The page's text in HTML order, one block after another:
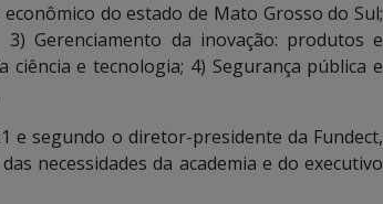
do estado de Mato Grosso do Sul;
Gerenciamento da inovação: produtos e
e tecnologia; 4) Segurança pública e
e segundo o diretor-presidente da Fundect,
necessidades da academia e do executivo